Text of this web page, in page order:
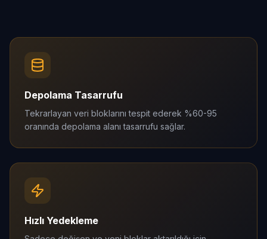
Depolama Tasarrufu
Tekrarlayan veri bloklarını tespit ederek %60-95
oranında depolama alanı tasarrufu sağlar.
Hızlı Yedekleme